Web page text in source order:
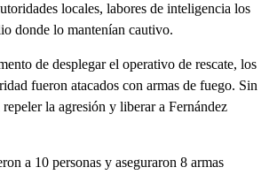
locales, labores de inteligencia los
donde lo mantenían cautivo.
de desplegar el operativo de rescate, los
fueron atacados con armas de fuego. Sin
la agresión y liberar a Fernández
a 10 personas y aseguraron 8 armas